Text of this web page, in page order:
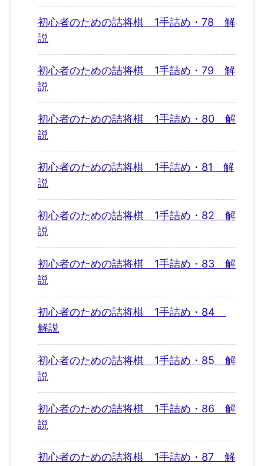
初心者のための詰将棋 1手詰め・78 解
説
初心者のための詰将棋 1手詰め・79 解
説
初心者のための詰将棋 1手詰め・80 解
説
初心者のための詰将棋 1手詰め・81 解
説
初心者のための詰将棋 1手詰め・82 解
説
初心者のための詰将棋 1手詰め・83 解
説
初心者のための詰将棋 1手詰め・84
解説
初心者のための詰将棋 1手詰め・85 解
説
初心者のための詰将棋 1手詰め・86 解
説
初心者のための詰将棋 1手詰め・87 解